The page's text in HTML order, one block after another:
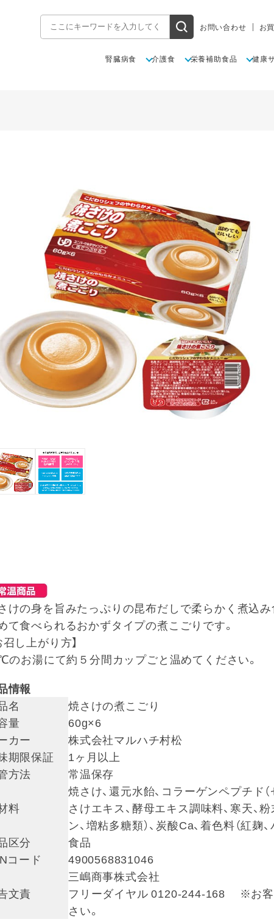
お問い合わせ お
腎臓病食 介護食 栄養補助食品 健康
けの身を旨みたっぷりの昆布だしで柔らかく煮込
て食べられるおかずタイプの煮こごりです。
召し上がり方】
のお湯にて約５分間カップごと温めてください。
情報
名
焼さけの煮こごり
量
60g×6
カー
株式会社マルハチ村松
期限保証
1ヶ月以上
方法
常温保存
料
焼さけ、還元水飴、コラーゲンペプチド
さけエキス、酵母エキス調味料、寒天、
ン、増粘多糖類）、炭酸Ca、着色料（紅麹
区分
食品
コード
4900568831046
文責
三嶋商事株式会社
フリーダイヤル 0120-244-168 ※お客
さい。